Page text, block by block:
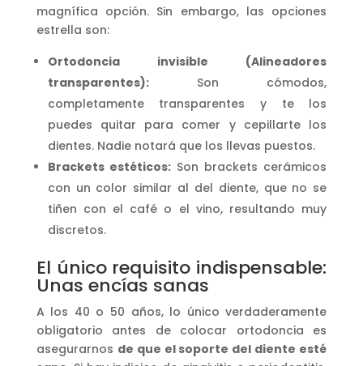
magnífica opción. Sin embargo, las opciones
estrella son:
Ortodoncia invisible (Alineadores
transparentes):Son cómodos,
completamente transparentes y te los
puedes quitar para comer y cepillarte los
dientes. Nadie notará que los llevas puestos.
Brackets estéticos:Son brackets cerámicos
con un color similar al del diente, que no se
tiñen con el café o el vino, resultando muy
discretos.
El único requisito indispensable:
Unas encías sanas
A los 40 o 50 años, lo único verdaderamente
obligatorio antes de colocar ortodoncia es
asegurarnos de que el soporte del diente esté